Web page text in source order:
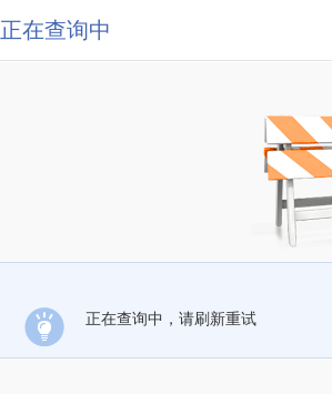
正在查询中
正在查询中，请刷新重试